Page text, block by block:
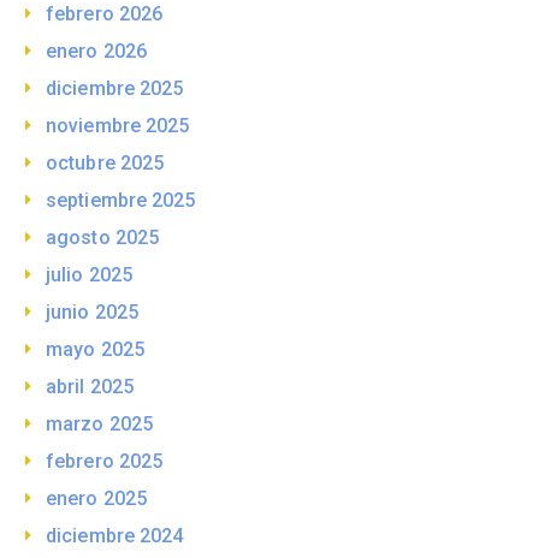
febrero 2026
enero 2026
diciembre 2025
noviembre 2025
octubre 2025
septiembre 2025
agosto 2025
julio 2025
junio 2025
mayo 2025
abril 2025
marzo 2025
febrero 2025
enero 2025
diciembre 2024